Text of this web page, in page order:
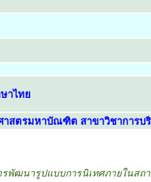
าไทย
สตรมหาบัณฑิต สาขาวิชาการบ
รพัฒนารูปแบบการนิเทศภายในสถ